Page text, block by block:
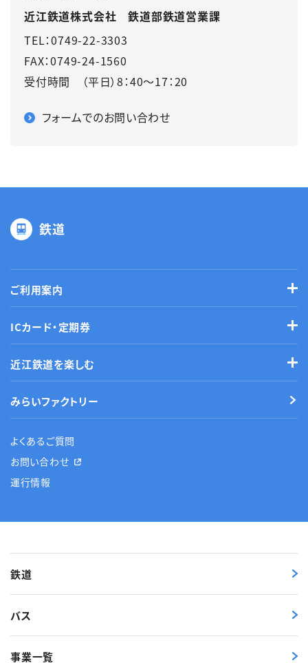
近江鉄道株式会社 鉄道部鉄道営業課
TEL：0749-22-3303
FAX：0749-24-1560
受付時間 （平日）8：40～17：20
フォームでのお問い合わせ
鉄道
ご利用案内
ICカード・定期券
近江鉄道を楽しむ
みらいファクトリー
よくあるご質問
お問い合わせ
運行情報
鉄道
バス
事業一覧